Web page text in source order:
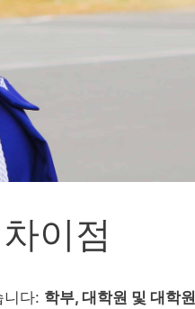
이점
니다: 학부, 대학원 및 대학원